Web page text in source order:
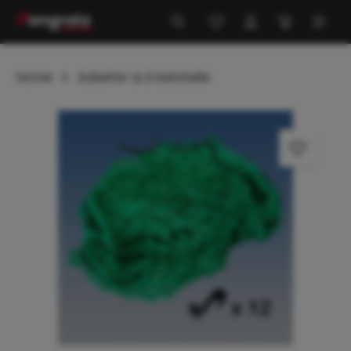
springen
Home Zubehör & Ersatzteile
Bildergalerie überspringen